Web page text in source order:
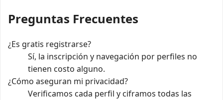
Preguntas Frecuentes
¿Es gratis registrarse?
Sí, la inscripción y navegación por perfiles no
tienen costo alguno.
¿Cómo aseguran mi privacidad?
Verificamos cada perfil y ciframos todas las